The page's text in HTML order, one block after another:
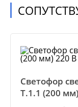
Светофор
Т.1.1 (200